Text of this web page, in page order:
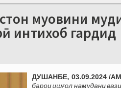
муовини
интихоб гардид
ДУШАНБЕ, 03.09.2024 /
барои ишғол намудани